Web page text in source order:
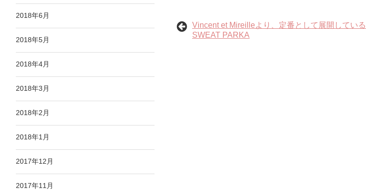
2018年6月
2018年5月
2018年4月
2018年3月
2018年2月
2018年1月
2017年12月
2017年11月
Vincent et Mireilleより、定番として展開している
SWEAT PARKA